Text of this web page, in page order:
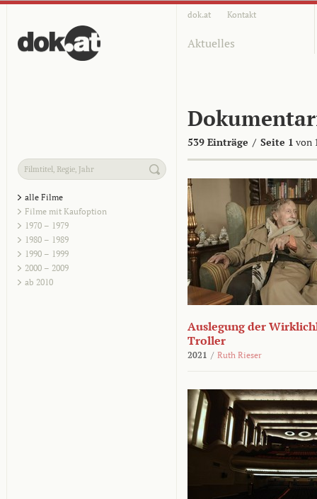
dok.at Kontakt
Aktuelles
539 Einträge / Seite 1 von
alle Filme
Filme mit Kaufoption
1970 – 1979
1980 – 1989
1990 – 1999
2000 – 2009
ab 2010
Auslegung der
Troller
2021 / Ruth Rieser